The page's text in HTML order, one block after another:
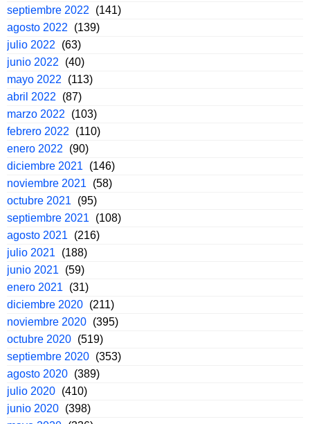
septiembre 2022
(141)
agosto 2022
(139)
julio 2022
(63)
junio 2022
(40)
mayo 2022
(113)
abril 2022
(87)
marzo 2022
(103)
febrero 2022
(110)
enero 2022
(90)
diciembre 2021
(146)
noviembre 2021
(58)
octubre 2021
(95)
septiembre 2021
(108)
agosto 2021
(216)
julio 2021
(188)
junio 2021
(59)
enero 2021
(31)
diciembre 2020 (211)
noviembre 2020 (395)
octubre 2020 (519)
septiembre 2020 (353)
agosto 2020 (389)
julio 2020 (410)
junio 2020 (398)